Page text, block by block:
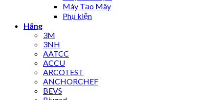
Máy Tạo Mây
Phụ kiện
Hãng
3M
3NH
AATCC
ACCU
ARCOTEST
ANCHORCHEF
BEVS